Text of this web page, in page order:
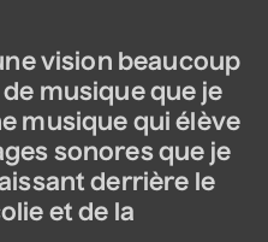
spectacle
• 15 h 00
et
vision beaucoup
musique que je
musique qui élève
sonores que je
derrière le
et de la